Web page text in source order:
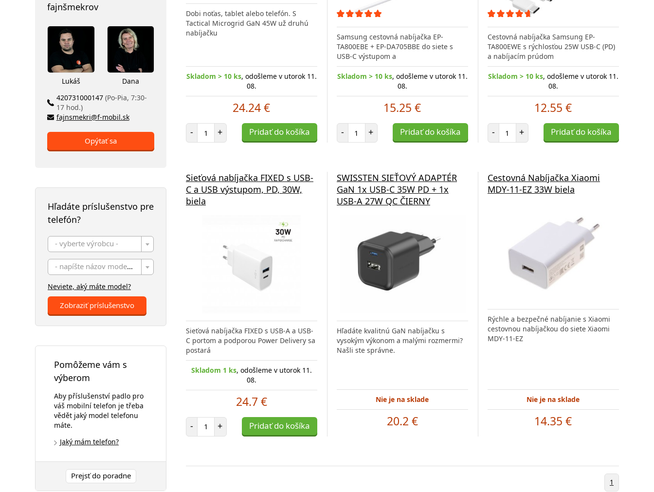
fajnšmekrov
Lukáš
Dana
420731000147 (Po-Pia, 7:30-
17 hod.)
fajnsmekri@f-mobil.sk
Opýtať sa
Hľadáte príslušenstvo pre
telefón?
- vyberte výrobcu -
- napíšte názov modelu -
Neviete, aký máte model?
Zobraziť príslušenstvo
Pomôžeme vám s
výberom
Aby příslušenství padlo pro
váš mobilní telefon je třeba
vědět jaký model telefonu
máte.
Jaký mám telefon?
Prejsť do poradne
Dobi noťas, tablet alebo telefón. S
Tactical Microgrid GaN 45W už druhú
nabíjačku
Skladom > 10 ks, odošleme v utorok 11.
08.
24.24 €
- Počet položiek
+ Pridať do košíka
Samsung cestovná nabíjačka EP-
TA800EBE + EP-DA705BBE do siete s
USB-C výstupom a
Skladom > 10 ks, odošleme v utorok 11.
08.
15.25 €
- Počet položiek
+ Pridať do košíka
Cestovná nabíjačka Samsung EP-
TA800EWE s rýchlosťou 25W USB-C (PD)
a nabíjacím prúdom
Skladom > 10 ks, odošleme v utorok 11.
08.
12.55 €
- Počet položiek
+ Pridať do košíka
Sieťová nabíjačka FIXED s USB-
C a USB výstupom, PD, 30W,
biela
Sieťová nabíjačka FIXED s USB-A a USB-
C portom a podporou Power Delivery sa
postará
Skladom 1 ks, odošleme v utorok 11.
08.
24.7 €
- Počet položiek
+ Pridať do košíka
SWISSTEN SIEŤOVÝ ADAPTÉR
GaN 1x USB-C 35W PD + 1x
USB-A 27W QC ČIERNY
Hľadáte kvalitnú GaN nabíjačku s
vysokým výkonom a malými rozmermi?
Našli ste správne.
Nie je na sklade
20.2 €
Cestovná Nabíjačka Xiaomi
MDY-11-EZ 33W biela
Rýchle a bezpečné nabíjanie s Xiaomi
cestovnou nabíjačkou do siete Xiaomi
MDY-11-EZ
Nie je na sklade
14.35 €
1